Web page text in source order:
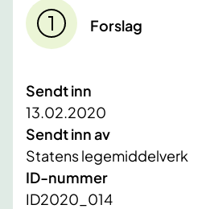
Forslag
Sendt inn
13.02.2020
Sendt inn av
Statens legemiddelverk
ID-nummer
ID2020_014